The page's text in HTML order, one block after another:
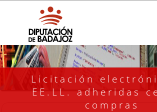
Licitación
EE.LL. adheridas
compras